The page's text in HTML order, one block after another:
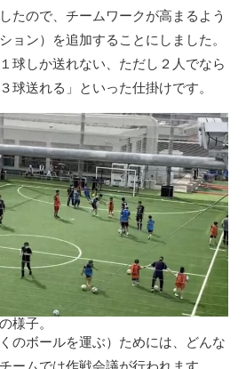
たので、チームワークが高まるよう
ョン）を追加することにしました。
球しか送れない、ただし２人でなら
球送れる」といった仕掛けです。
様子。
のボールを運ぶ）ためには、どんな